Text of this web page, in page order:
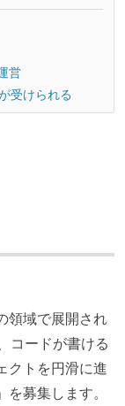
営
受けられる
領域で展開され
コードが書ける
クトを円滑に進
募集します。